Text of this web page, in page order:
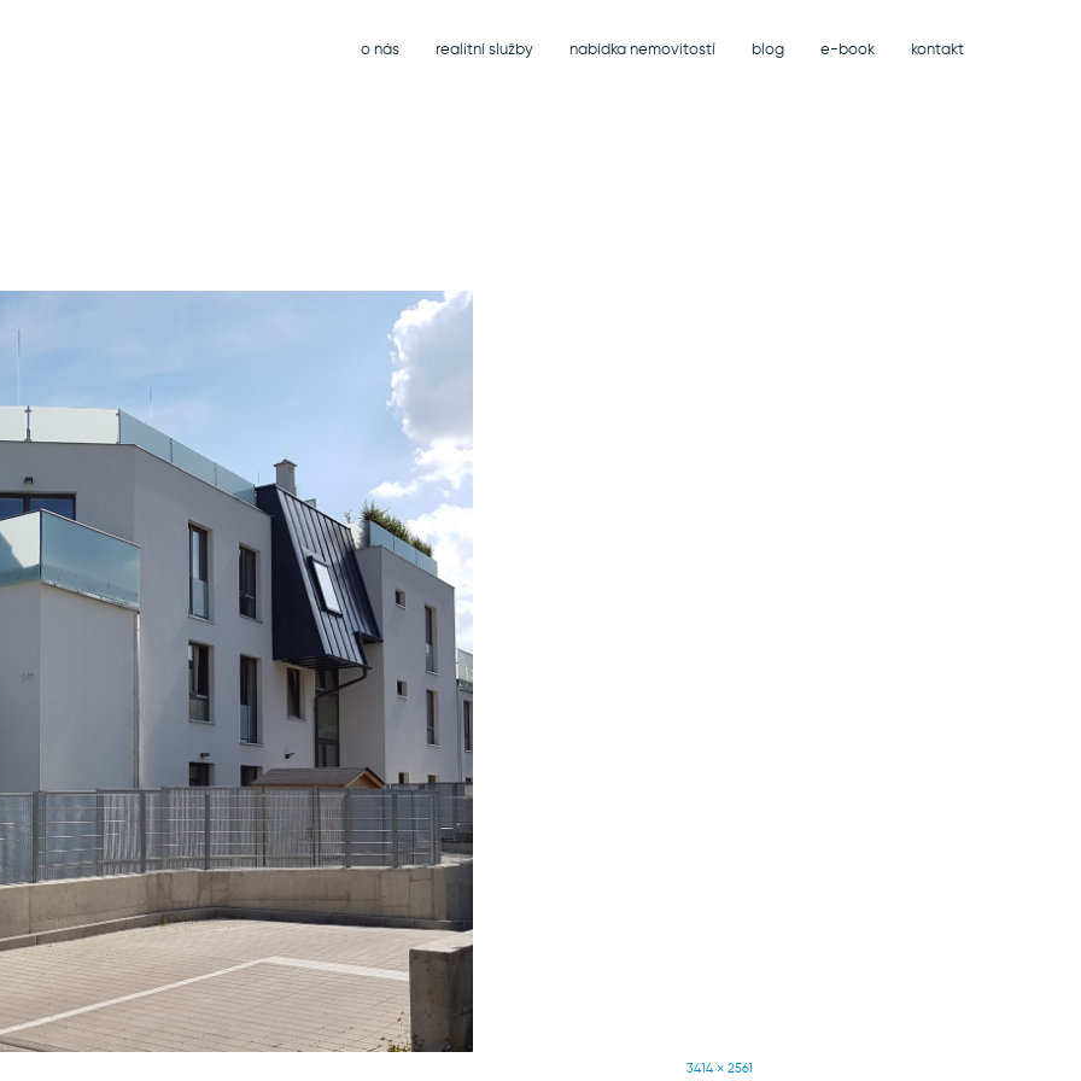
o nás realitní služby nabídka nemovitostí blog e-book kontakt
Full
3414 × 2561